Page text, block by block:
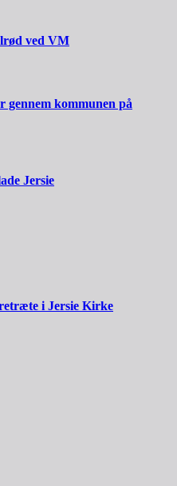
ved VM
kommunen på
Jersie
i Jersie Kirke